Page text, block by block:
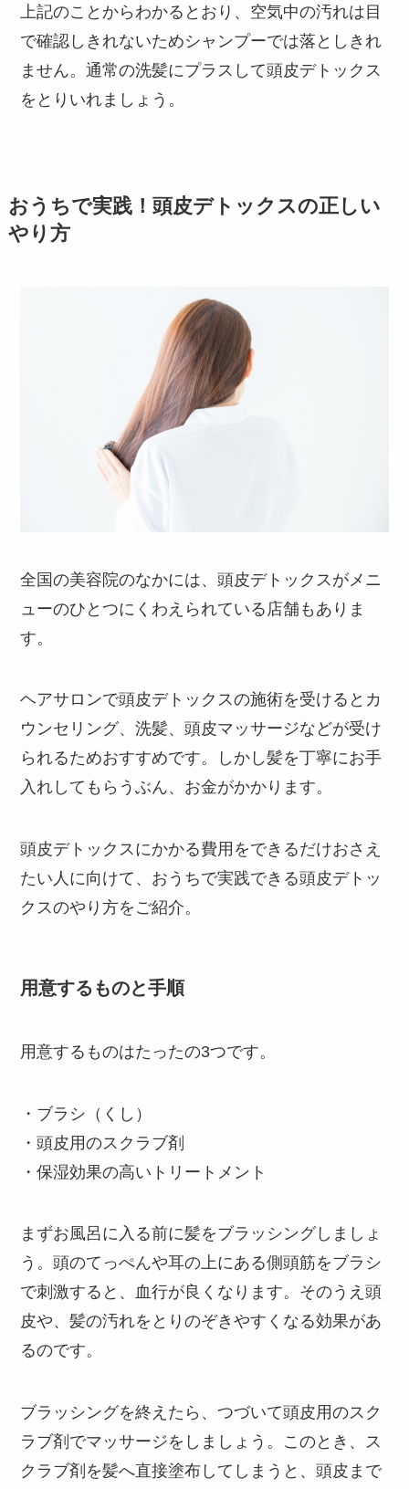
上記のことからわかるとおり、空気中の汚れは目
で確認しきれないためシャンプーでは落としきれ
ません。通常の洗髪にプラスして頭皮デトックス
をとりいれましょう。
おうちで実践！頭皮デトックスの正しい
やり方
全国の美容院のなかには、頭皮デトックスがメニ
ューのひとつにくわえられている店舗もありま
す。
ヘアサロンで頭皮デトックスの施術を受けるとカ
ウンセリング、洗髪、頭皮マッサージなどが受け
られるためおすすめです。しかし髪を丁寧にお手
入れしてもらうぶん、お金がかかります。
頭皮デトックスにかかる費用をできるだけおさえ
たい人に向けて、おうちで実践できる頭皮デトッ
クスのやり方をご紹介。
用意するものと手順
用意するものはたったの3つです。
・ブラシ（くし）
・頭皮用のスクラブ剤
・保湿効果の高いトリートメント
まずお風呂に入る前に髪をブラッシングしましょ
う。頭のてっぺんや耳の上にある側頭筋をブラシ
で刺激すると、血行が良くなります。そのうえ頭
皮や、髪の汚れをとりのぞきやすくなる効果があ
るのです。
ブラッシングを終えたら、つづいて頭皮用のスク
ラブ剤でマッサージをしましょう。このとき、ス
クラブ剤を髪へ直接塗布してしまうと、頭皮まで